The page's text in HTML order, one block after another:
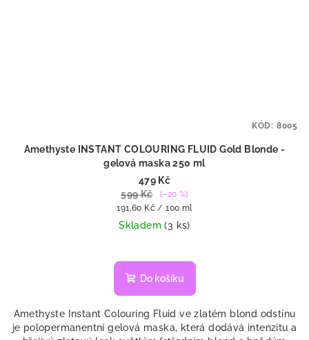
Amethyste INSTANT COLOURING FLUID Gold Blonde -
gelová maska 250 ml
479 Kč
599 Kč
(–20 %)
Měrná
cena:
191,60 Kč / 100 ml
Skladem(3 ks)
Do košíku
Amethyste Instant Colouring Fluid ve zlatém blond odstínu
je polopermanentní gelová maska, která dodává intenzitu a
KÓD: 8005